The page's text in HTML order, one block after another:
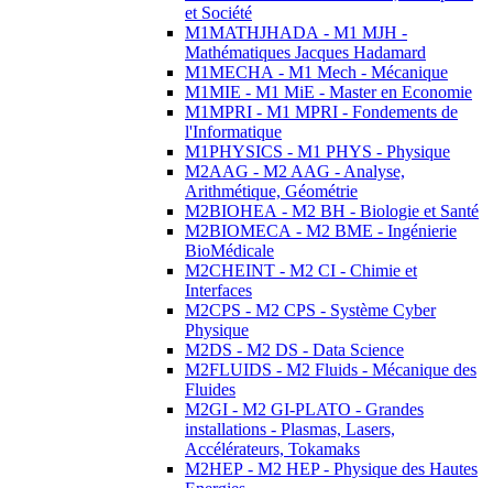
et Société
M1MATHJHADA - M1 MJH -
Mathématiques Jacques Hadamard
M1MECHA - M1 Mech - Mécanique
M1MIE - M1 MiE - Master en Economie
M1MPRI - M1 MPRI - Fondements de
l'Informatique
M1PHYSICS - M1 PHYS - Physique
M2AAG - M2 AAG - Analyse,
Arithmétique, Géométrie
M2BIOHEA - M2 BH - Biologie et Santé
M2BIOMECA - M2 BME - Ingénierie
BioMédicale
M2CHEINT - M2 CI - Chimie et
Interfaces
M2CPS - M2 CPS - Système Cyber
Physique
M2DS - M2 DS - Data Science
M2FLUIDS - M2 Fluids - Mécanique des
Fluides
M2GI - M2 GI-PLATO - Grandes
installations - Plasmas, Lasers,
Accélérateurs, Tokamaks
M2HEP - M2 HEP - Physique des Hautes